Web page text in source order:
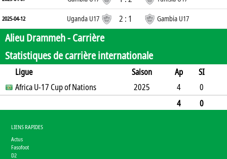
2025-04-12 Uganda U17 2 : 1 Gambia U17
Alieu Drammeh -Carrière
Statistiques de carrière internationale
Ligue Saison Ap
SI
SO
B B A CR Min
Africa U-17 Cup of Nations 2025 4
0
3474
0
LIENS RAPIDES
Actus
Fasofoot
D2